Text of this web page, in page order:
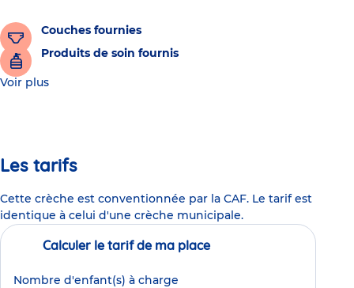
Couches fournies
Produits de soin fournis
Voir plus
Les tarifs
Cette crèche est conventionnée par la CAF. Le tarif est
identique à celui d'une crèche municipale.
Calculer le tarif de ma place
Nombre d'enfant(s) à charge